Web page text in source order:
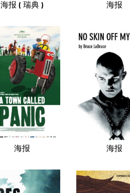
海报 ( 瑞典 ) 海报
海报 海报